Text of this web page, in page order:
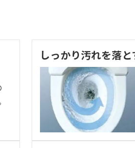
しっかり汚れを落と